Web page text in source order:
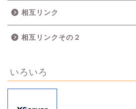
相互リンク
相互リンクその２
いろいろ